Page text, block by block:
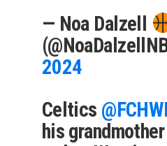
— Noa Dalzell
2024
Celtics
his